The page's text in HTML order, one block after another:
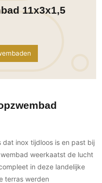
11x3x1,5
inox tijdloos is en past bij
weerkaatst de lucht
in deze landelijke
terras werden